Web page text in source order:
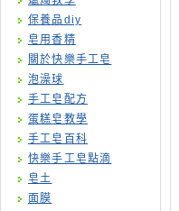
保養品diy
皂用香精
關於快樂手工皂
泡澡球
手工皂配方
蛋糕皂教學
手工皂百科
快樂手工皂點滴
皂土
面膜